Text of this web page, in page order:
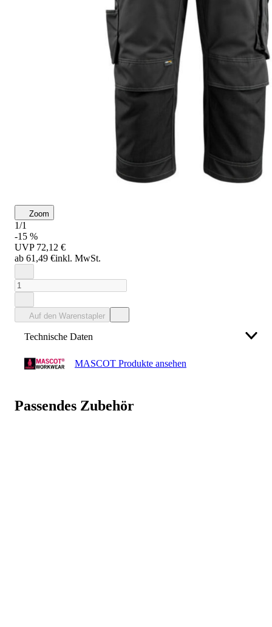
Zoom
1/1
-15 %
UVP 72,12 €
ab 61,49 €inkl. MwSt.
Auf den Warenstapler
Technische Daten
info@mascot.dk
MASCOT Produkte ansehen
Passendes Zubehör